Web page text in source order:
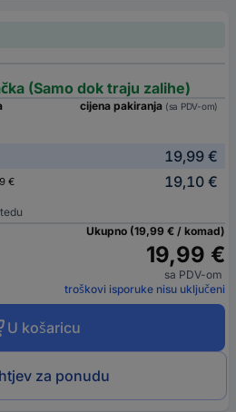
(Samo dok traju zalihe)
cijena pakiranja (sa PDV-om)
19,99 €
€ 19,10 €
Ukupno (19,99 € / komad)
19,99 €
sa PDV-om
troškovi isporuke nisu uključeni
U košaricu
za ponudu